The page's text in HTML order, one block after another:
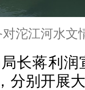
沱江河水文
长蒋利
分别开展